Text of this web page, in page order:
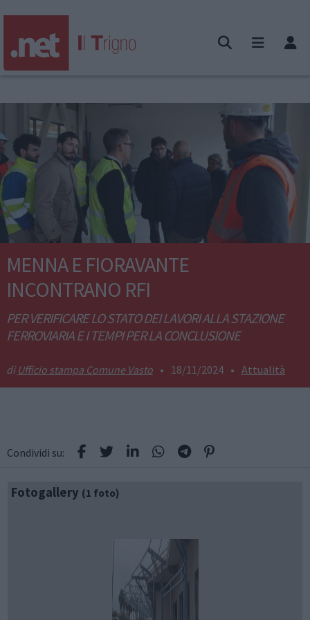
MENNA E FIORAVANTE
INCONTRANO RFI
PER VERIFICARE LO STATO DEI LAVORI ALLA STAZIONE
FERROVIARIA E I TEMPI PER LA CONCLUSIONE
Ufficio stampa Comune Vasto • 18/11/2024 • Attualità
Condividi su:
Fotogallery (1 foto)